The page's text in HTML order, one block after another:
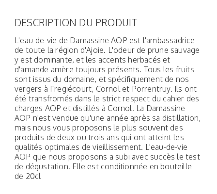
DESCRIPTION DU PRODUIT
L'eau-de-vie de Damassine AOP est l'ambassadrice
de toute la région d'Ajoie. L'odeur de prune sauvage
y est dominante, et les accents herbacés et
d'amande amère toujours présents. Tous les fruits
sont issus du domaine, et spécifiquement de nos
vergers à Fregiécourt, Cornol et Porrentruy. Ils ont
été transfromés dans le strict respect du cahier des
charges AOP et distillés à Cornol. La Damassine
AOP n'est vendue qu'une année après sa distillation,
mais nous vous proposons le plus souvent des
produits de deux ou trois ans qui ont atteint les
qualités optimales de vieillissement. L'eau-de-vie
AOP que nous proposons a subi avec succès le test
de dégustation. Elle est conditionnée en bouteille
de 20cl